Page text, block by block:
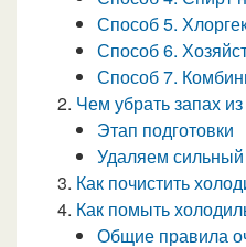
Способ 5.
Способ 6.
Способ 7.
Чем убрать запах
Этап подготовки
Удаляем
Как почистить
Как помыть
Общие правила